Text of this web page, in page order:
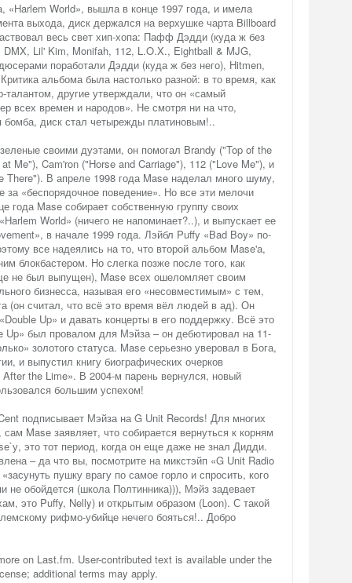
«Harlem World», вышла в конце 1997 года, и имела
выхода, диск держался на верхушке чарта Billboard
весь свет хип-хопа: Пафф Дэдди (куда ж без
Lil' Kim, Monifah, 112, L.O.X., Eightball & MJG,
поработали Дэдди (куда ж без него), Hitmen,
альбома была настолько разной: в то время, как
другие утверждали, что он «самый
всех времен и народов». Не смотря ни на что,
бомба, диск стал четырежды платиновым!..
своими дуэтами, он помогал Brandy ("Top of the
Me"), Cam'ron ("Horse and Carriage"), 112 ("Love Me"), и
There"). В апреле 1998 года Mase наделал много шуму,
за «беспорядочное поведение». Но все эти мелочи
года Mase собирает собственную группу своих
World» (ничего не напоминает?..), и выпускает ее
в начале 1999 года. Лэйбл Puffy «Bad Boy» по-
все надеялись на то, что второй альбом Mase'а,
блокбастером. Но слегка позже после того, как
не был выпущен), Mase всех ошеломляет своим
бизнесса, называя его «несовместимым» с тем,
(он считал, что всё это время вёл людей в ад). Он
Up» и давать концерты в его поддержку. Всё это
Up» был провалом для Мэйза – он дебютировал на 11-
золотого статуса. Mase серьезно уверовал в Бога,
и выпустил книгу биографических очерков
the Lime». В 2004-м парень вернулся, новый
большим успехом!
подписывает Мэйза на G Unit Records! Для многих
Mase заявляет, что собирается вернуться к корням
это тот период, когда он еще даже не знал Дидди.
– да что вы, посмотрите на микстэйп «G Unit Radio
пушку врагу по самое горло и спросить, кого
обойдется (школа Полтинника))), Мэйз задевает
это Puffy, Nelly) и открытым образом (Loon). С такой
рифмо-убийце нечего бояться!.. Добро
on Last.fm. User-contributed text is available under the
additional terms may apply.